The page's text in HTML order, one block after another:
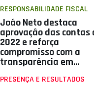
RESPONSABILIDADE FISCAL
João Neto destaca
aprovação das contas
2022 e reforça
compromisso com a
transparência em
PRESENÇA E RESULTADOS